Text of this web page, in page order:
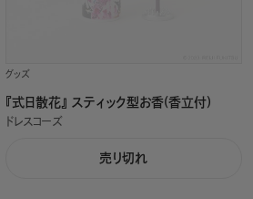
グッズ
『式日散花』 スティック型お香(香立付)
ドレスコーズ
売り切れ